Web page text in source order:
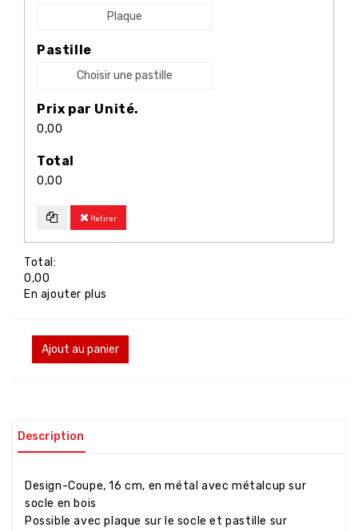
Plaque
Pastille
Choisir une pastille
Prix par Unité.
0,00
Total
0,00
Retirer
Total:
0,00
En ajouter plus
Ajout au panier
Description
Design-Coupe, 16 cm, en métal avec métalcup sur
socle en bois
Possible avec plaque sur le socle et pastille sur